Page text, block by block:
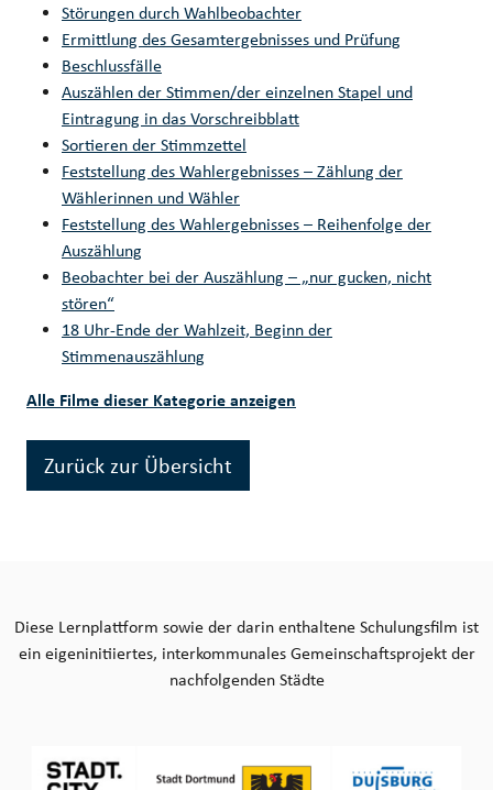
Störungen durch Wahlbeobachter
Ermittlung des Gesamtergebnisses und Prüfung
Beschlussfälle
Auszählen der Stimmen/der einzelnen Stapel und
Eintragung in das Vorschreibblatt
Sortieren der Stimmzettel
Feststellung des Wahlergebnisses – Zählung der
Wählerinnen und Wähler
Feststellung des Wahlergebnisses – Reihenfolge der
Auszählung
Beobachter bei der Auszählung – „nur gucken, nicht
stören“
18 Uhr-Ende der Wahlzeit, Beginn der
Stimmenauszählung
Alle Filme dieser Kategorie anzeigen
Zurück zur Übersicht
Diese Lernplattform sowie der darin enthaltene Schulungsfilm ist
ein eigeninitiiertes, interkommunales Gemeinschaftsprojekt der
nachfolgenden Städte